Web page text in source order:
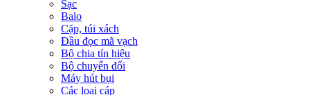
Sạc
Balo
Cặp, túi xách
Đầu đọc mã vạch
Bộ chia tín hiệu
Bộ chuyển đổi
Máy hút bụi
Các loại cáp